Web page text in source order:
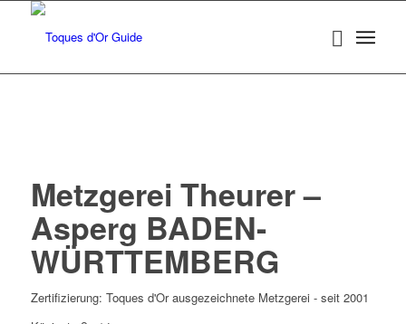
Metzgerei Theurer –
Asperg BADEN-
WÜRTTEMBERG
Zertifizierung: Toques d'Or ausgezeichnete Metzgerei - seit 2001